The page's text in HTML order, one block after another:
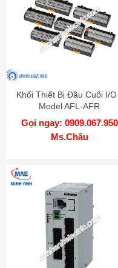
Khối Thiết Bị Đầu Cuối I/O
Model AFL-AFR
Gọi ngay: 0909.067.950
Ms.Châu